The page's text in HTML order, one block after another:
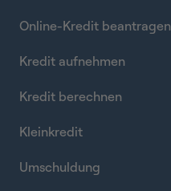
Online-Kredit beantragen
Kredit aufnehmen
Kredit berechnen
Kleinkredit
Umschuldung